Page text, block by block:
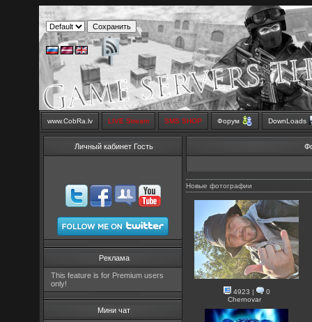
www.CobRa.lv LIVE Stream SMS SHOP Форум DownLoads
Личный кабинет Гость
Реклама
This feature is for Premium users
only!
Мини чат
Новые фотографии
4923 |
0
Chernovar